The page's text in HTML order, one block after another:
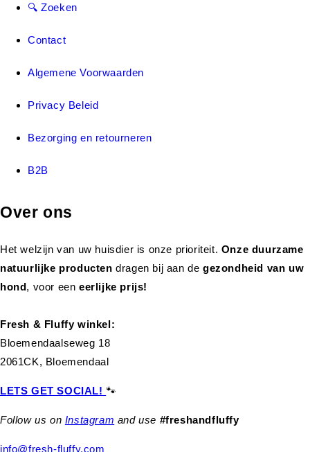
🔍 Zoeken
Contact
Algemene Voorwaarden
Privacy Beleid
Bezorging en retourneren
B2B
Over ons
Het welzijn van uw huisdier is onze prioriteit. Onze duurzame
natuurlijke productendragen bij aan de gezondheid van uw
hond, voor eeneerlijke prijs!
Fresh & Fluffy winkel:
Bloemendaalseweg 18
2061CK, Bloemendaal
LETS GET SOCIAL!🐾
Follow us on Instagram and use #freshandfluffy
info@fresh-fluffy.com